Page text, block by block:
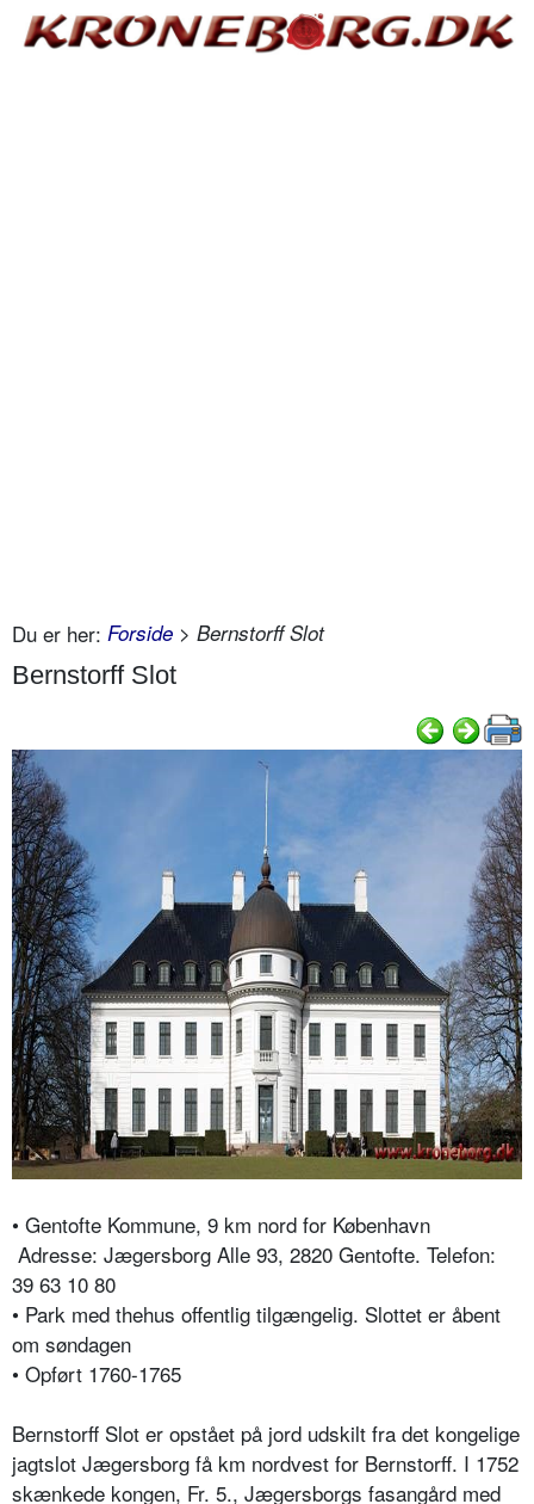
Du er her: Forside > Bernstorff Slot
Bernstorff Slot
• Gentofte Kommune, 9 km nord for København
Adresse: Jægersborg Alle 93, 2820 Gentofte. Telefon:
39 63 10 80
• Park med thehus offentlig tilgængelig. Slottet er åbent
om søndagen
• Opført 1760-1765
Bernstorff Slot er opstået på jord udskilt fra det kongelige
jagtslot Jægersborg få km nordvest for Bernstorff. I 1752
skænkede kongen, Fr. 5., Jægersborgs fasangård med